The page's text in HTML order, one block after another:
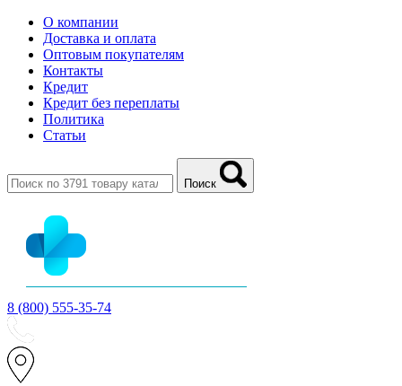
О компании
Доставка и оплата
Оптовым покупателям
Контакты
Кредит
Кредит без переплаты
Политика
Статьи
Поиск
8 (800) 555-35-74